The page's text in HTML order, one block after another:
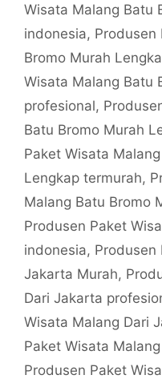
Wisata Malang Batu
indonesia, Produsen
Bromo Murah
Wisata Malang Batu
profesional,
Batu Bromo Murah
Paket Wisata
Lengkap termurah,
Malang Batu Bromo
Produsen Paket
indonesia, Produsen
Jakarta Murah,
Dari Jakarta
Wisata Malang Dari
Paket Wisata
Produsen Paket